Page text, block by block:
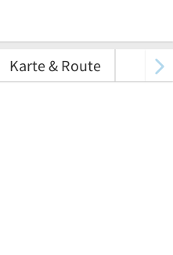
Karte & Route